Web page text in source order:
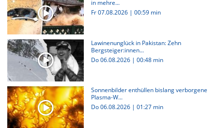
in mehre...
Fr 07.08.2026 | 00:59 min
Lawinenunglück in Pakistan: Zehn
Bergsteiger:innen...
Do 06.08.2026 | 00:48 min
Sonnenbilder enthüllen bislang verborgene
Plasma-W...
Do 06.08.2026 | 01:27 min